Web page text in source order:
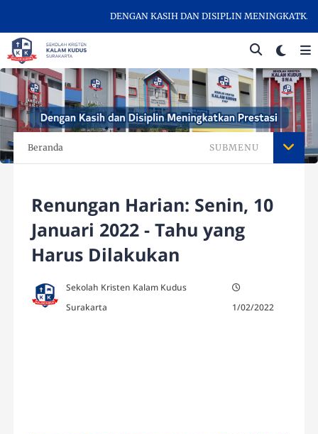
DENGAN KASIH DAN DISIPLIN MENINGKATKAN
Beranda SUBMENU
Renungan Harian: Senin, 10
Januari 2022 - Tahu yang
Harus Dilakukan
Sekolah Kristen Kalam Kudus
Surakarta
1/02/2022